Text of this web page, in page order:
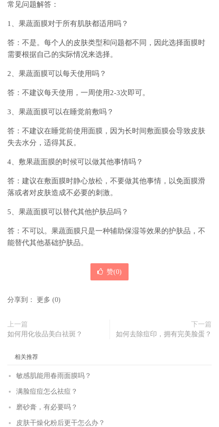
常见问题解答：
1、果蔬面膜对于所有肌肤都适用吗？
答：不是。每个人的皮肤类型和问题都不同，因此选择面膜时
需要根据自己的实际情况来选择。
2、果蔬面膜可以每天使用吗？
答：不建议每天使用，一周使用2-3次即可。
3、果蔬面膜可以在睡觉前敷吗？
答：不建议在睡觉前使用面膜，因为长时间敷面膜会导致皮肤
失去水分，适得其反。
4、敷果蔬面膜的时候可以做其他事情吗？
答：建议在敷面膜时静心放松，不要做其他事情，以免面膜滑
落或者对皮肤造成不必要的刺激。
5、果蔬面膜可以替代其他护肤品吗？
答：不可以。果蔬面膜只是一种辅助保湿等效果的护肤品，不
能替代其他基础护肤品。
赞(0)
分享到： 更多 (0)
上一篇
如何用化妆品美白祛斑？
下一篇
如何去除痘印，拥有完美脸蛋？
相关推荐
敏感肌能用春雨面膜吗？
满脸痘痘怎么祛痘？
磨砂膏，有必要吗？
皮肤干燥化粉后更干怎么办？